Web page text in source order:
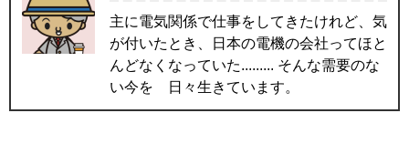
主に電気関係で仕事をしてきたけれど、気
が付いたとき、日本の電機の会社ってほと
んどなくなっていた......... そんな需要のな
い今を 日々生きています。